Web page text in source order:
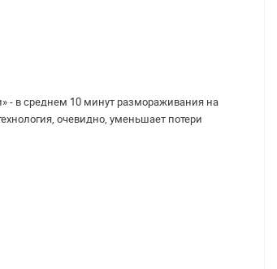
- в среднем 10 минут размораживания на
очевидно, уменьшает потери